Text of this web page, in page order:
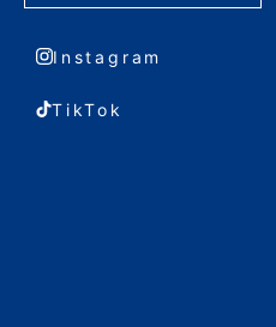
Instagram
TikTok